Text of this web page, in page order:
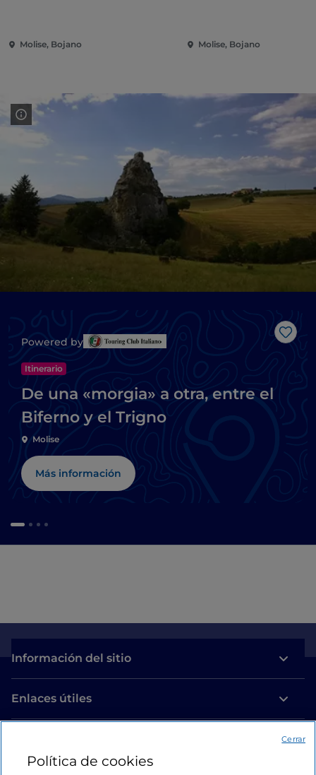
Molise, Bojano Molise, Bojano
Me
Powered by
Itinerario
De una «morgia» a otra, entre el
Biferno y el Trigno
Molise
Más información
Información del sitio
Enlaces útiles
Estamos en contacto
Política de cookies
Cerrar